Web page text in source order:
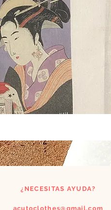
¿NECESITAS AYUDA?
acutoclothes@gmail.com